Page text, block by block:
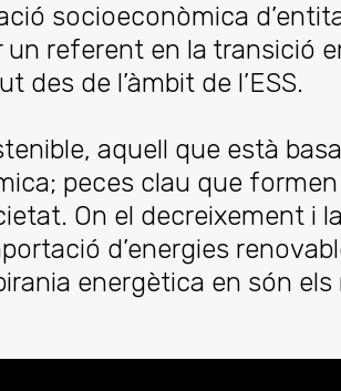
socioeconòmica
un referent en la transició
de l’àmbit de l’ESS.
aquell que està
peces clau que
On el decreixement i
d’energies
energètica en són